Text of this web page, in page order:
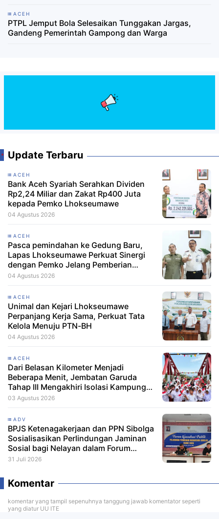
ACEH
PTPL Jemput Bola Selesaikan Tunggakan Jargas,
Gandeng Pemerintah Gampong dan Warga
Update Terbaru
ACEH
Bank Aceh Syariah Serahkan Dividen
Rp2,24 Miliar dan Zakat Rp400 Juta
kepada Pemko Lhokseumawe
04 Agustus 2026
ACEH
Pasca pemindahan ke Gedung Baru,
Lapas Lhokseumawe Perkuat Sinergi
dengan Pemko Jelang Pemberian
Remisi HUT RI
04 Agustus 2026
ACEH
Unimal dan Kejari Lhokseumawe
Perpanjang Kerja Sama, Perkuat Tata
Kelola Menuju PTN-BH
04 Agustus 2026
ACEH
Dari Belasan Kilometer Menjadi
Beberapa Menit, Jembatan Garuda
Tahap III Mengakhiri Isolasi Kampung
Tempel
03 Agustus 2026
ADV
BPJS Ketenagakerjaan dan PPN Sibolga
Sosialisasikan Perlindungan Jaminan
Sosial bagi Nelayan dalam Forum
Konsultasi Publik
31 Juli 2026
Komentar
komentar yang tampil sepenuhnya tanggung jawab komentator seperti
yang diatur UU ITE